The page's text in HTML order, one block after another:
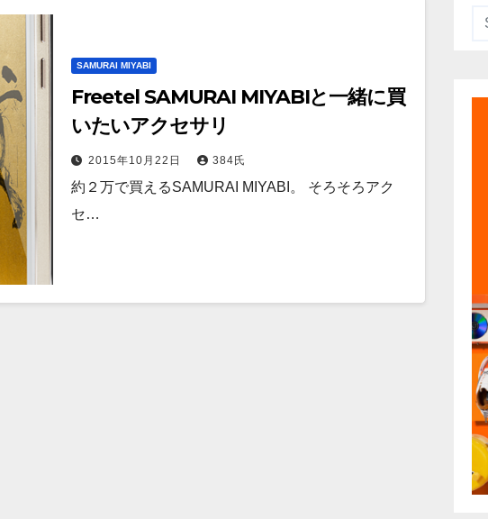
SAMURAI MIYABI
Freetel SAMURAI MIYABIと一緒に買
いたいアクセサリ
2015年10月22日 384氏
約２万で買えるSAMURAI MIYABI。 そろそろアク
セ…